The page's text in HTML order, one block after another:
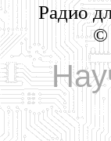
Радио
©